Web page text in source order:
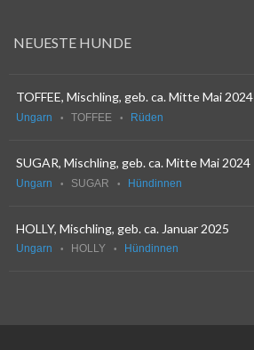
NEUESTE HUNDE
TOFFEE, Mischling, geb. ca. Mitte Mai 2024
Ungarn TOFFEE Rüden
SUGAR, Mischling, geb. ca. Mitte Mai 2024
Ungarn SUGAR Hündinnen
HOLLY, Mischling, geb. ca. Januar 2025
Ungarn HOLLY Hündinnen